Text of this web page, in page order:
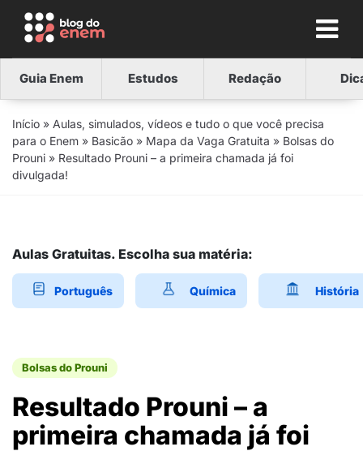
Guia Enem Estudos Redação
Início » Aulas, simulados, vídeos e tudo o que você precisa
para o Enem » Basicão » Mapa da Vaga Gratuita » Bolsas do
Prouni » Resultado Prouni – a primeira chamada já foi
divulgada!
Aulas Gratuitas. Escolha sua matéria:
Português Química História
Bolsas do Prouni
Resultado Prouni – a
primeira chamada já foi